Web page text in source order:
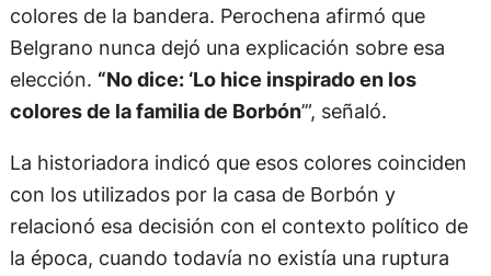
colores de la bandera. Perochena afirmó que
Belgrano nunca dejó una explicación sobre esa
elección. “No dice: ‘Lo hice inspirado en los
colores de la familia de Borbón’”, señaló.
La historiadora indicó que esos colores coinciden
con los utilizados por la casa de Borbón y
relacionó esa decisión con el contexto político de
la época, cuando todavía no existía una ruptura